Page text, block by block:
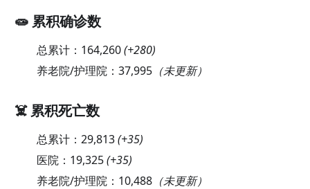
🧫 累积确诊数
总累计： 164,260(+280)
养老院/护理院： 37,995（未更新）
☠️ 累积死亡数
总累计： 29,813(+35)
医院： 19,325(+35)
养老院/护理院： 10,488（未更新）